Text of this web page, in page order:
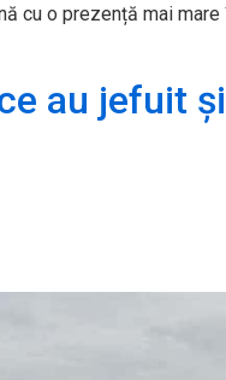
cu o prezență mai mare
au jefuit și